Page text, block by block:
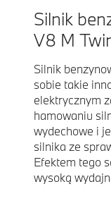
Silnik
V8 M
Silnik
sobie takie
elektrycznym
hamowaniu
wydechowe i
silnika ze
Efektem tego
wysoką